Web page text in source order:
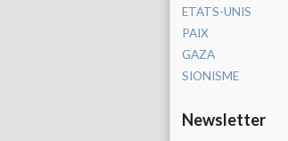
ETATS-UNIS
PAIX
GAZA
SIONISME
Newsletter